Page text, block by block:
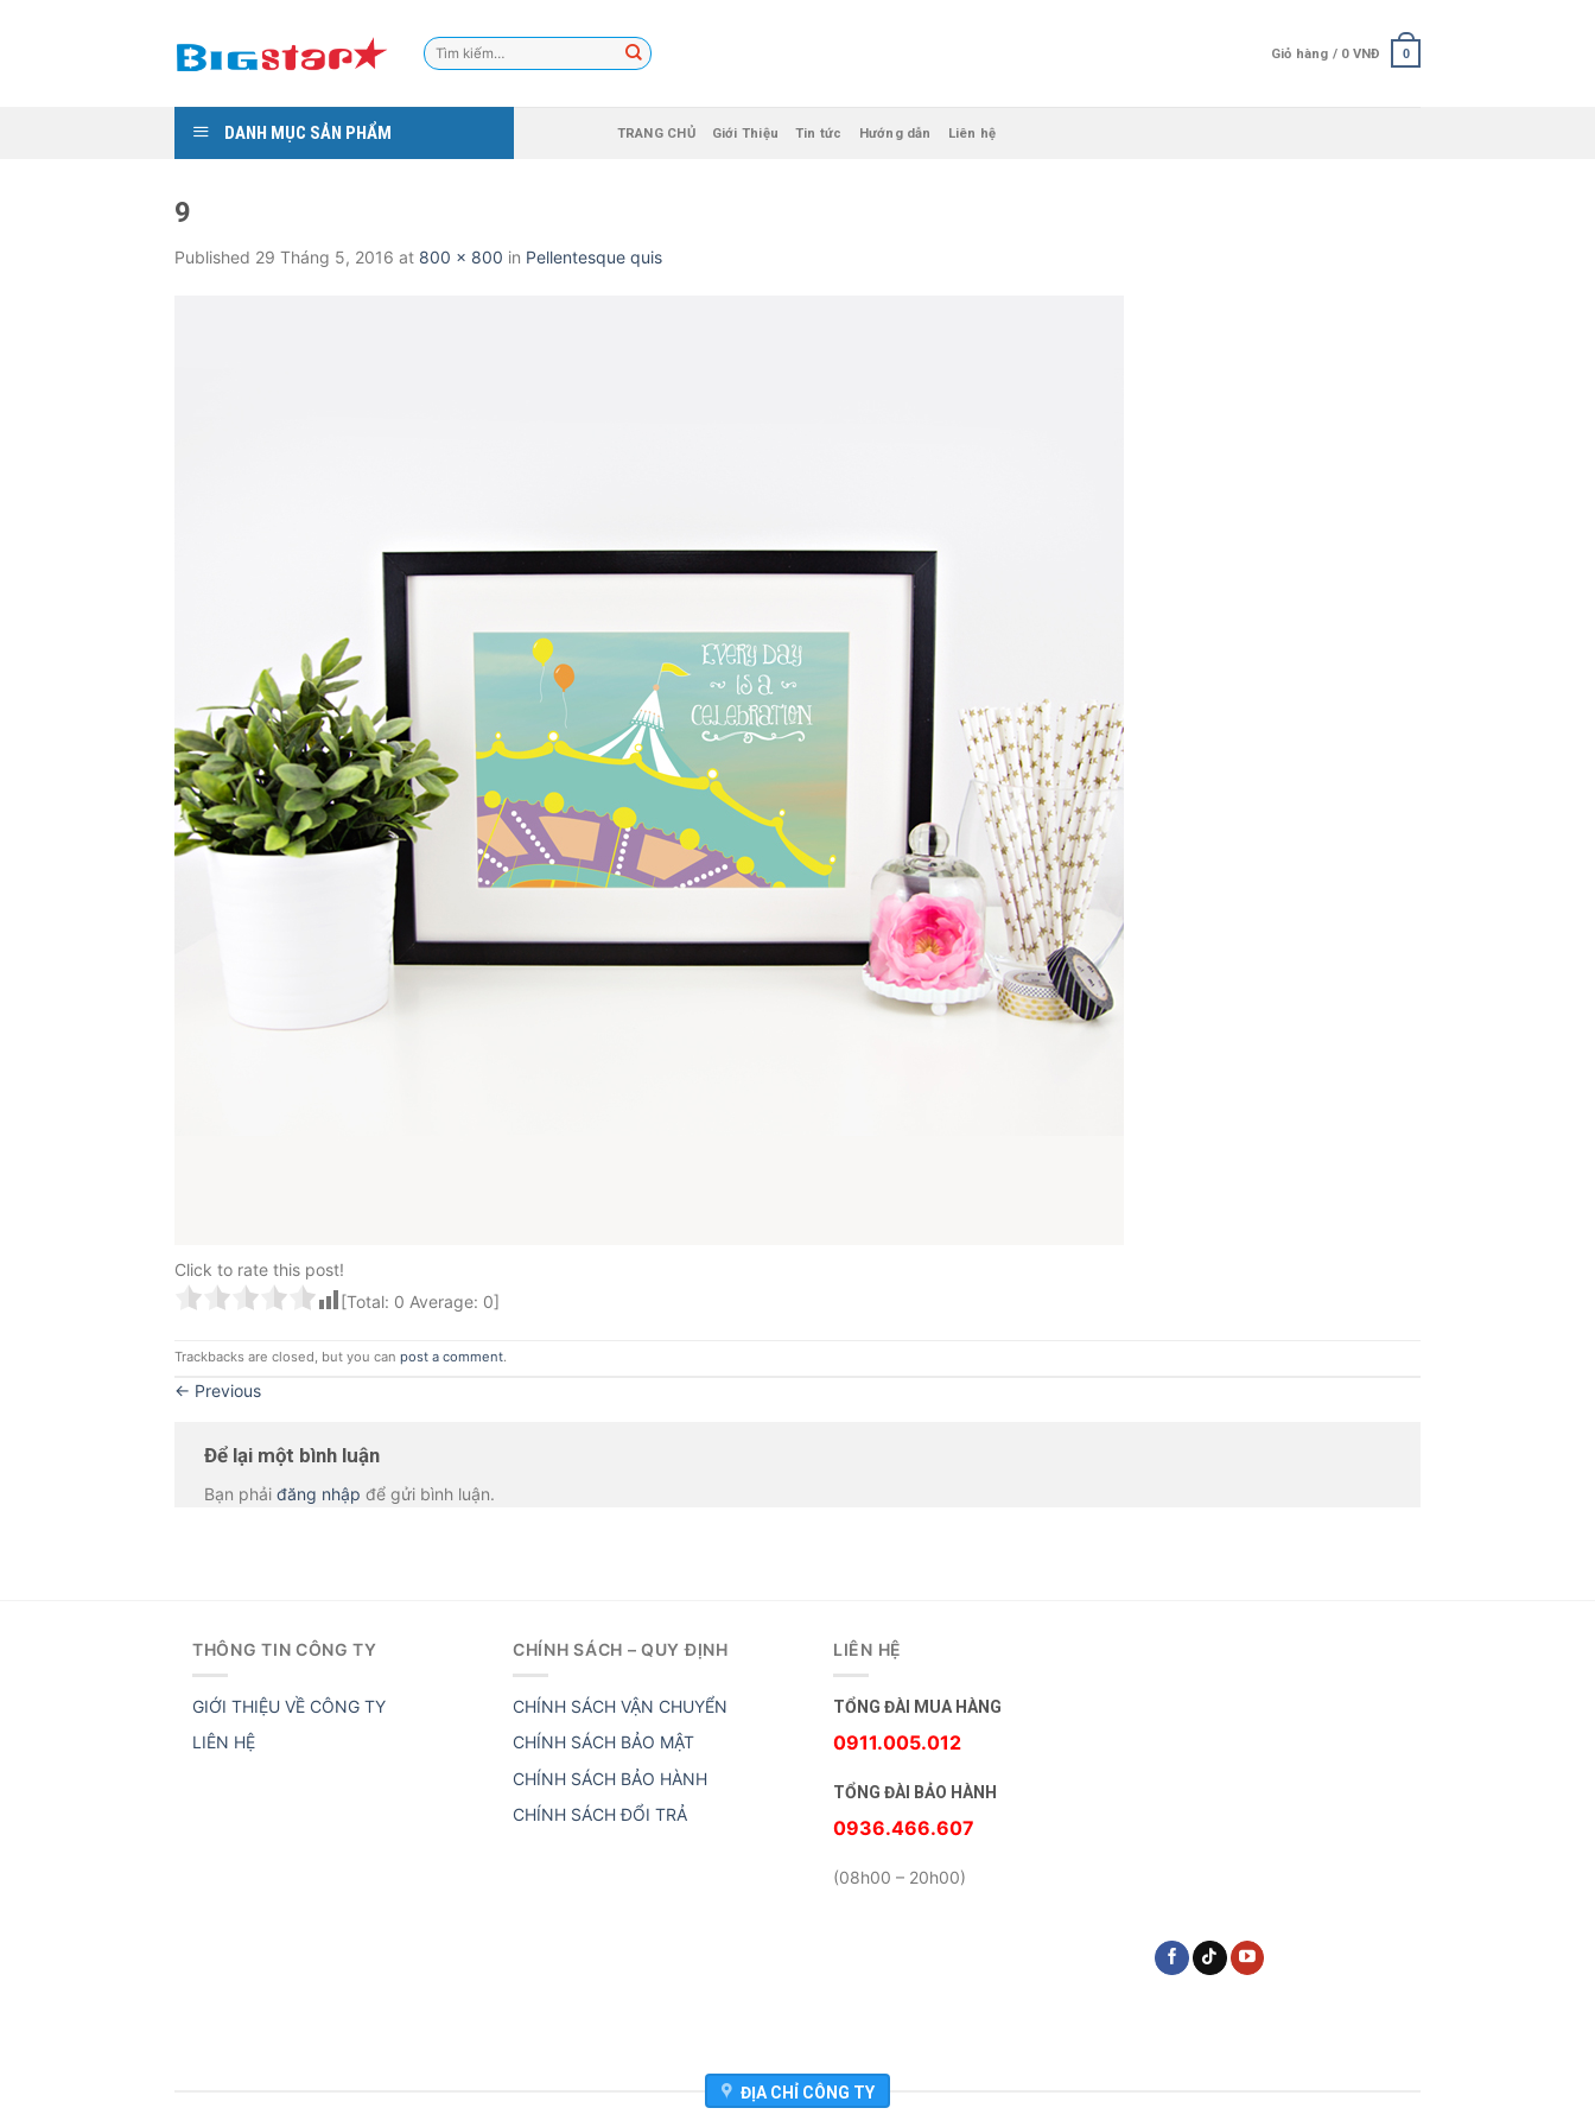
Tìm
kiếm:
Giỏ hàng / 0 VNĐ 0
DANH MỤC SẢN PHẨM TRANG CHỦ Giới Thiệu Tin tức Hướng dẫn Liên hệ
9
Published 29 Tháng 5, 2016 at 800 × 800 in Pellentesque quis
Click to rate this post!
[Total: 0 Average: 0]
Trackbacks are closed, but you can post a comment.
← Previous
Để lại một bình luận
Bạn phải đăng nhập để gửi bình luận.
THÔNG TIN CÔNG TY
GIỚI THIỆU VỀ CÔNG TY
LIÊN HỆ
CHÍNH SÁCH – QUY ĐỊNH
CHÍNH SÁCH VẬN CHUYỂN
CHÍNH SÁCH BẢO MẬT
CHÍNH SÁCH BẢO HÀNH
CHÍNH SÁCH ĐỔI TRẢ
LIÊN HỆ
TỔNG ĐÀI MUA HÀNG
0911.005.012
TỔNG ĐÀI BẢO HÀNH
0936.466.607
(08h00 – 20h00)
ĐỊA CHỈ CÔNG TY